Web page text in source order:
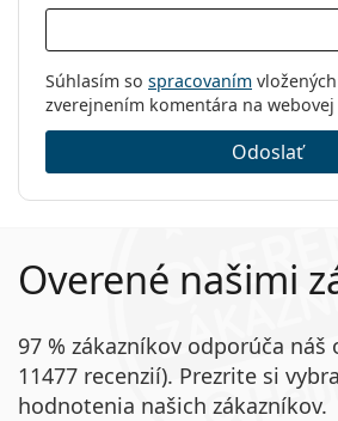
Súhlasím so spracovaním
zverejnením komentára na
Odoslať
Overené našimi
97 % zákazníkov odporúča náš
11477 recenzií). Prezrite si
hodnotenia našich zákazníkov.